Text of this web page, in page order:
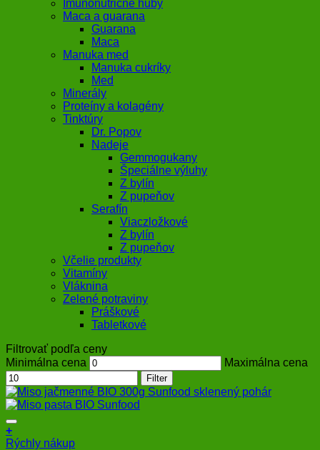
Imunonutričné huby
Maca a guarana
Guarana
Maca
Manuka med
Manuka cukríky
Med
Minerály
Proteíny a kolagény
Tinktúry
Dr. Popov
Nadeje
Gemmogukany
Špeciálne výluhy
Z bylín
Z pupeňov
Serafín
Viaczložkové
Z bylín
Z pupeňov
Včelie produkty
Vitamíny
Vláknina
Zelené potraviny
Práškové
Tabletkové
Filtrovať podľa ceny
Minimálna cena
Maximálna cena
Filter
+
Rýchly nákup